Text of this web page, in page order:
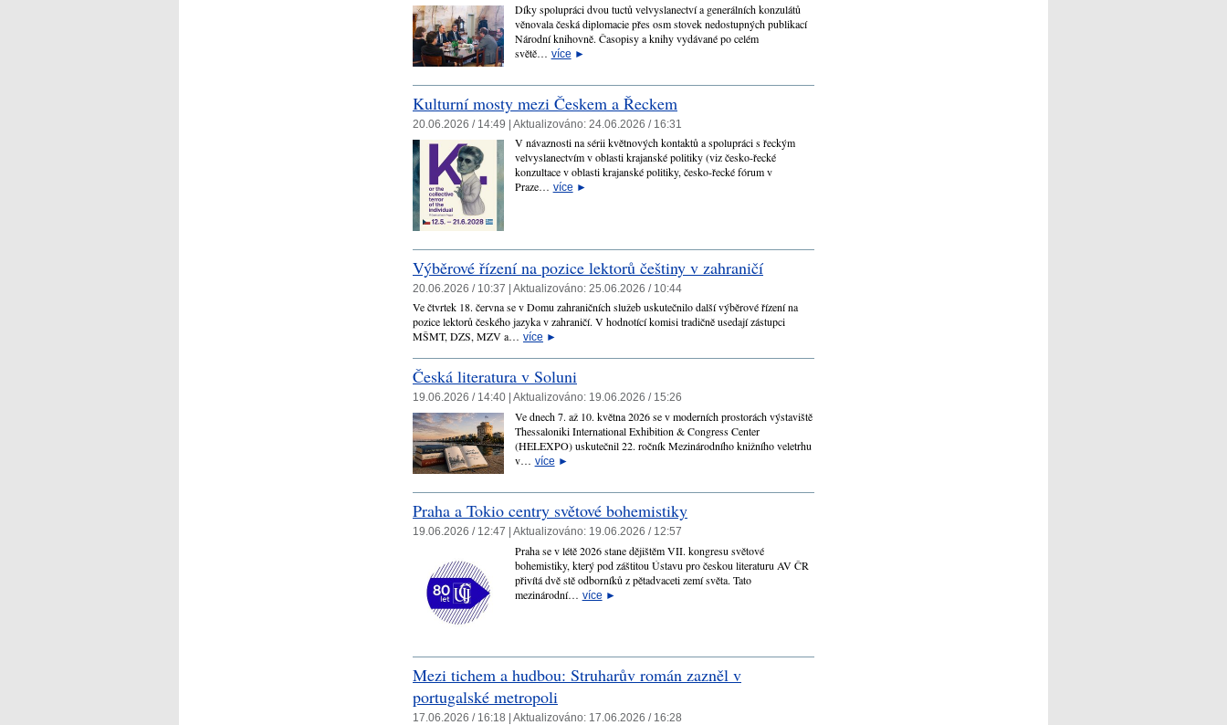
Díky spolupráci dvou tuctů velvyslanectví a generálních konzulátů
věnovala česká diplomacie přes osm stovek nedostupných publikací
Národní knihovně. Časopisy a knihy vydávané po celém
světě… více ►
Kulturní mosty mezi Českem a Řeckem
20.06.2026 / 14:49 | Aktualizováno: 24.06.2026 / 16:31
V návaznosti na sérii květnových kontaktů a spolupráci s řeckým
velvyslanectvím v oblasti krajanské politiky (viz česko-řecké
konzultace v oblasti krajanské politiky, česko-řecké fórum v
Praze… více ►
Výběrové řízení na pozice lektorů češtiny v zahraničí
20.06.2026 / 10:37 | Aktualizováno: 25.06.2026 / 10:44
Ve čtvrtek 18. června se v Domu zahraničních služeb uskutečnilo další výběrové řízení na
pozice lektorů českého jazyka v zahraničí. V hodnotící komisi tradičně usedají zástupci
MŠMT, DZS, MZV a… více ►
Česká literatura v Soluni
19.06.2026 / 14:40 | Aktualizováno: 19.06.2026 / 15:26
Ve dnech 7. až 10. května 2026 se v moderních prostorách výstaviště
Thessaloniki International Exhibition & Congress Center
(HELEXPO) uskutečnil 22. ročník Mezinárodního knižního veletrhu
v… více ►
Praha a Tokio centry světové bohemistiky
19.06.2026 / 12:47 | Aktualizováno: 19.06.2026 / 12:57
Praha se v létě 2026 stane dějištěm VII. kongresu světové
bohemistiky, který pod záštitou Ústavu pro českou literaturu AV ČR
přivítá dvě stě odborníků z pětadvaceti zemí světa. Tato
mezinárodní… více ►
Mezi tichem a hudbou: Struharův román zazněl v
portugalské metropoli
17.06.2026 / 16:18 | Aktualizováno: 17.06.2026 / 16:28